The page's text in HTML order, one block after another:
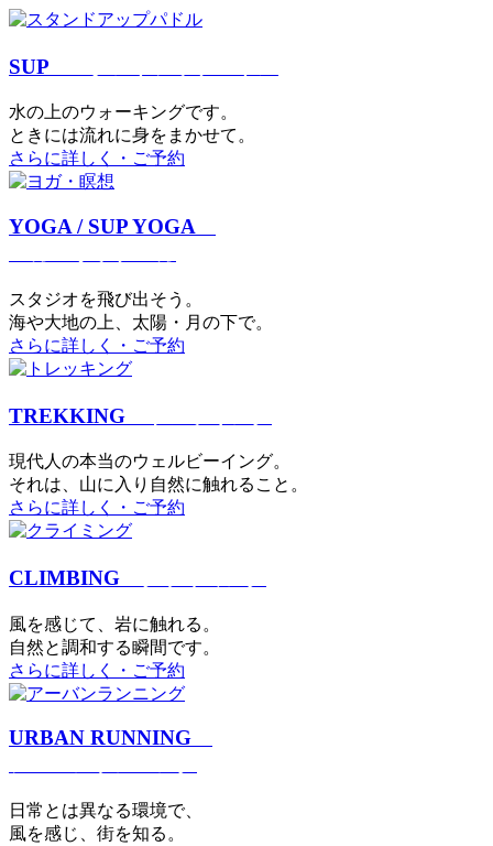
SUP
⽔の上のウォーキングです。
ときには流れに身をまかせて。
さらに詳しく・ご予約
YOGA / SUP YOGA
スタジオを⾶び出そう。
海や大地の上、太陽・⽉の下で。
さらに詳しく・ご予約
TREKKING
現代⼈の本当のウェルビーイング。
それは、⼭に⼊り⾃然に触れること。
さらに詳しく・ご予約
CLIMBING
⾵を感じて、岩に触れる。
⾃然と調和する瞬間です。
さらに詳しく・ご予約
URBAN RUNNING
日常とは異なる環境で、
風を感じ、街を知る。